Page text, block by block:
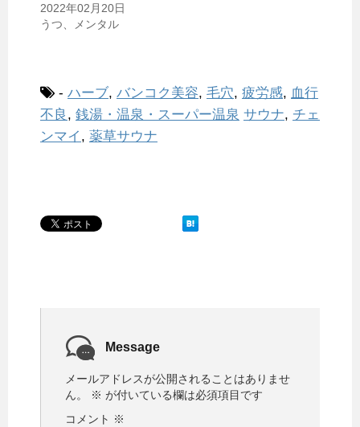
2022年02月20日
うつ、メンタル
- ハーブ, バンコク美容, 毛穴, 疲労感, 血行
不良 , 銭湯・温泉・スーパー温泉 サウナ, チェ
ンマイ , 薬草サウナ
Message
メールアドレスが公開されることはありませ
ん。
※ が付いている欄は必須項目です
コメント ※